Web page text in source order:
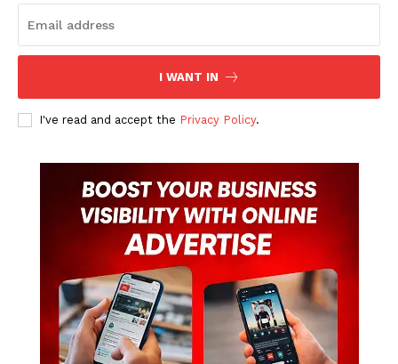
I WANT IN
I've read and accept the Privacy Policy.